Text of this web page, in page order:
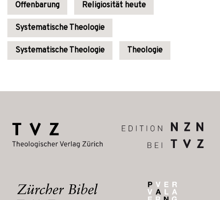
Offenbarung Religiosität heute
Systematische Theologie
Systematische Theologie Theologie